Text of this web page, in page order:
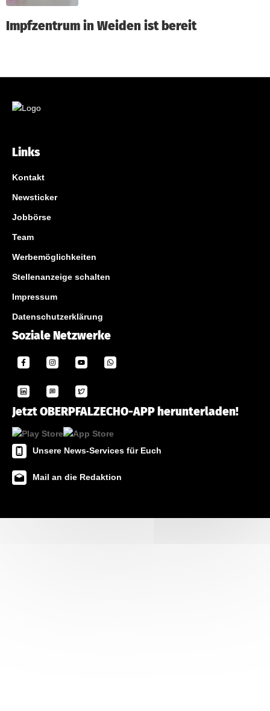
Impfzentrum in Weiden ist bereit
Links
Kontakt
Newsticker
Jobbörse
Team
Werbemöglichkeiten
Stellenanzeige schalten
Impressum
Datenschutzerklärung
Soziale Netzwerke
Jetzt OBERPFALZECHO-APP herunterladen!
Unsere News-Services für Euch
Mail an die Redaktion